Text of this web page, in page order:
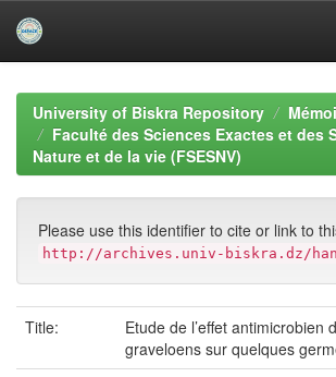
navigationUniversity of Biskra Repository
Faculté des Sciences Exactes et des
Nature et de la vie (FSESNV)
Please use this identifier to cite or link to
http://archives.univ-biskra.dz/
Title:
Etude de l’effet antimicrobien
graveloens sur quelques